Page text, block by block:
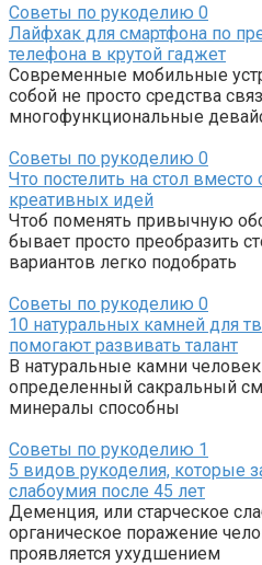
Советы по рукоделию 0
Лайфхак для смартфона по
телефона в крутой гаджет
Современные мобильные
собой не просто средства
многофункциональные
Советы по рукоделию 0
Что постелить на стол вместо
креативных идей
Чтоб поменять привычную
бывает просто преобразить
вариантов легко подобрать
Советы по рукоделию 0
10 натуральных камней для
помогают развивать талант
В натуральные камни
определенный сакральный
минералы способны
Советы по рукоделию 1
5 видов рукоделия, которые
слабоумия после 45 лет
Деменция, или старческое
органическое поражение
проявляется ухудшением